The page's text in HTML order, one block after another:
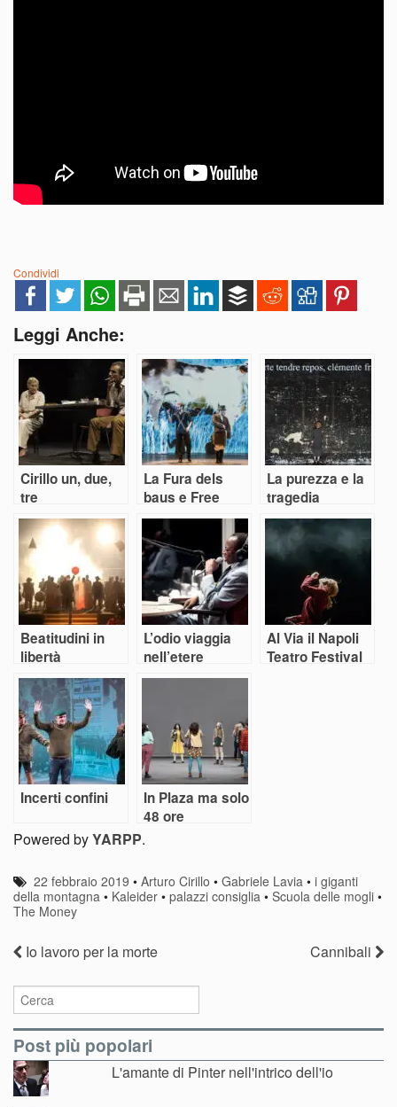
Condividi
Leggi Anche:
Cirillo un, due,
tre
La Fura dels
baus e Free
Bach 212
La purezza e la
tragedia
Beatitudini in
libertà
L’odio viaggia
nell’etere
Al Via il Napoli
Teatro Festival
Incerti confini
In Plaza ma solo
48 ore
Powered byYARPP.
22 febbraio 2019 •Arturo Cirillo •Gabriele Lavia •i giganti
della montagna • Kaleider • palazzi consiglia • Scuola delle mogli •
The Money
Io lavoro per la morte Cannibali
Post più popolari
L'amante di Pinter nell'intrico dell'io